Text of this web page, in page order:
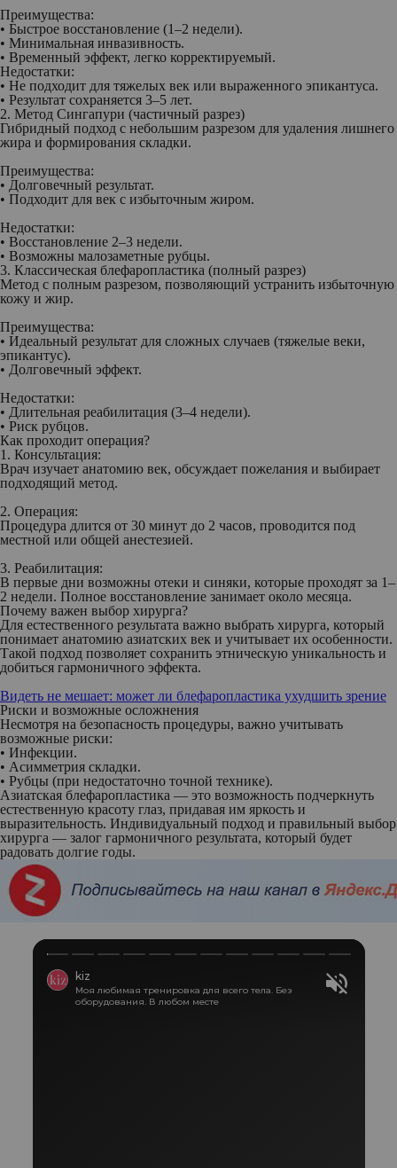
Преимущества:
• Быстрое восстановление (1–2 недели).
• Минимальная инвазивность.
• Временный эффект, легко корректируемый.
Недостатки:
• Не подходит для тяжелых век или выраженного эпикантуса.
• Результат сохраняется 3–5 лет.
2. Метод Сингапури (частичный разрез)
Гибридный подход с небольшим разрезом для удаления лишнего
жира и формирования складки.
Преимущества:
• Долговечный результат.
• Подходит для век с избыточным жиром.
Недостатки:
• Восстановление 2–3 недели.
• Возможны малозаметные рубцы.
3. Классическая блефаропластика (полный разрез)
Метод с полным разрезом, позволяющий устранить избыточную
кожу и жир.
Преимущества:
• Идеальный результат для сложных случаев (тяжелые веки,
эпикантус).
• Долговечный эффект.
Недостатки:
• Длительная реабилитация (3–4 недели).
• Риск рубцов.
Как проходит операция?
1. Консультация:
Врач изучает анатомию век, обсуждает пожелания и выбирает
подходящий метод.
2. Операция:
Процедура длится от 30 минут до 2 часов, проводится под
местной или общей анестезией.
3. Реабилитация:
В первые дни возможны отеки и синяки, которые проходят за 1–
2 недели. Полное восстановление занимает около месяца.
Почему важен выбор хирурга?
Для естественного результата важно выбрать хирурга, который
понимает анатомию азиатских век и учитывает их особенности.
Такой подход позволяет сохранить этническую уникальность и
добиться гармоничного эффекта.
Видеть не мешает: может ли блефаропластика ухудшить зрение
Риски и возможные осложнения
Несмотря на безопасность процедуры, важно учитывать
возможные риски:
• Инфекции.
• Асимметрия складки.
• Рубцы (при недостаточно точной технике).
Азиатская блефаропластика — это возможность подчеркнуть
естественную красоту глаз, придавая им яркость и
выразительность. Индивидуальный подход и правильный выбор
хирурга — залог гармоничного результата, который будет
радовать долгие годы.